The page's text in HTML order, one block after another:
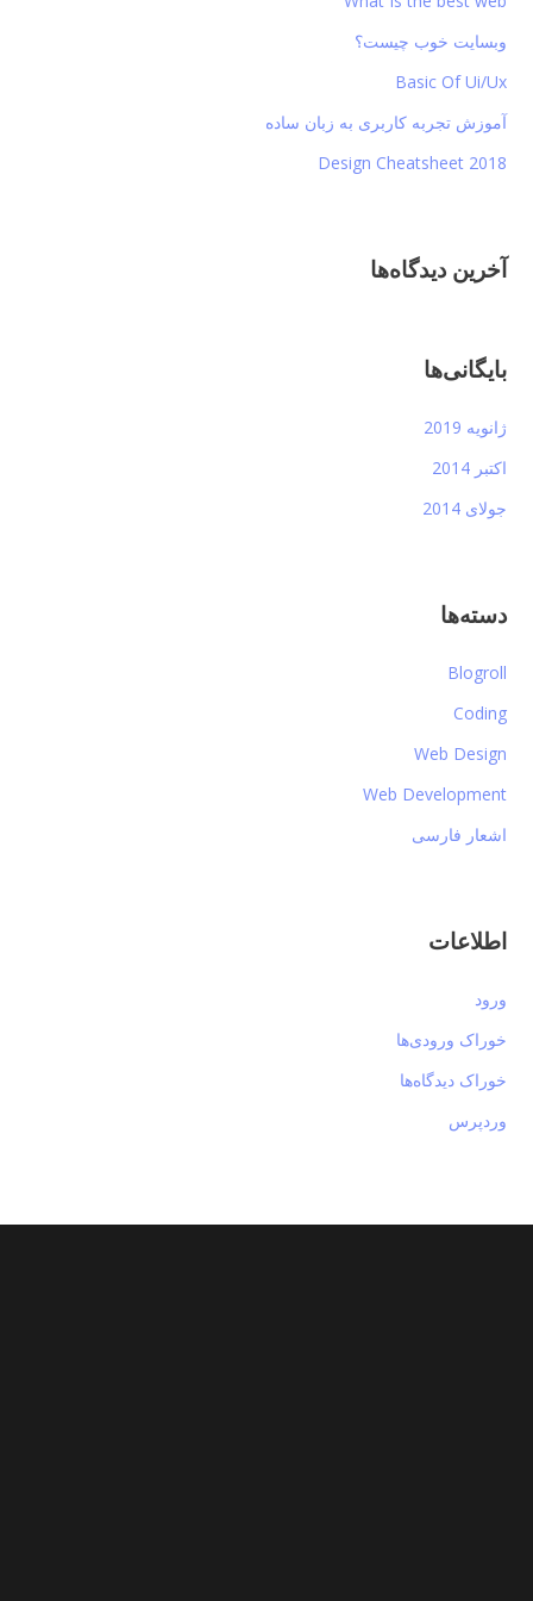
وبسایت خوب چیست؟
Basic Of Ui/Ux
آموزش تجربه کاربری به زبان ساده
Design Cheatsheet 2018
آخرین دیدگاه‌ها
بایگانی‌ها
ژانویه 2019
اکتبر 2014
جولای 2014
دسته‌ها
Blogroll
Coding
Web Design
Web Development
اشعار فارسی
اطلاعات
ورود
خوراک ورودی‌ها
خوراک دیدگاه‌ها
وردپرس